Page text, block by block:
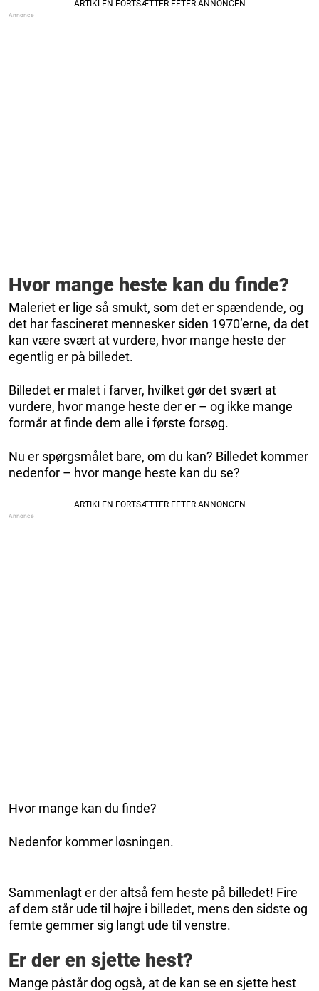
Hvor mange heste kan du finde?
Maleriet er lige så smukt, som det er spændende, og
det har fascineret mennesker siden 1970’erne, da det
kan være svært at vurdere, hvor mange heste der
egentlig er på billedet.
Billedet er malet i farver, hvilket gør det svært at
vurdere, hvor mange heste der er – og ikke mange
formår at finde dem alle i første forsøg.
Nu er spørgsmålet bare, om du kan? Billedet kommer
nedenfor – hvor mange heste kan du se?
Hvor mange kan du finde?
Nedenfor kommer løsningen.
Sammenlagt er der altså fem heste på billedet! Fire
af dem står ude til højre i billedet, mens den sidste og
femte gemmer sig langt ude til venstre.
Er der en sjette hest?
Mange påstår dog også, at de kan se en sjette hest